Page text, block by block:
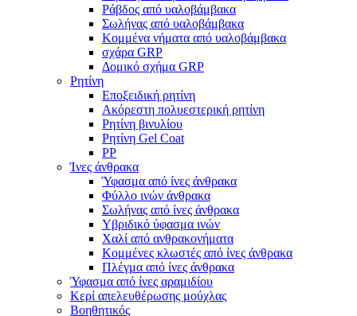
Ράβδος από υαλοβάμβακα
Σωλήνας από υαλοβάμβακα
Κομμένα νήματα από υαλοβάμβακα
σχάρα GRP
Δομικό σχήμα GRP
Ρητίνη
Εποξειδική ρητίνη
Ακόρεστη πολυεστερική ρητίνη
Ρητίνη βινυλίου
Ρητίνη Gel Coat
PP
Ίνες άνθρακα
Ύφασμα από ίνες άνθρακα
Φύλλο ινών άνθρακα
Σωλήνας από ίνες άνθρακα
Υβριδικό ύφασμα ινών
Χαλί από ανθρακονήματα
Κομμένες κλωστές από ίνες άνθρακα
Πλέγμα από ίνες άνθρακα
Ύφασμα από ίνες αραμιδίου
Κερί απελευθέρωσης μούχλας
Βοηθητικός